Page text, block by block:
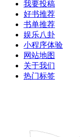
我要投稿
好书推荐
书单推荐
娱乐八卦
小程序体验
网站地图
关于我们
热门标签